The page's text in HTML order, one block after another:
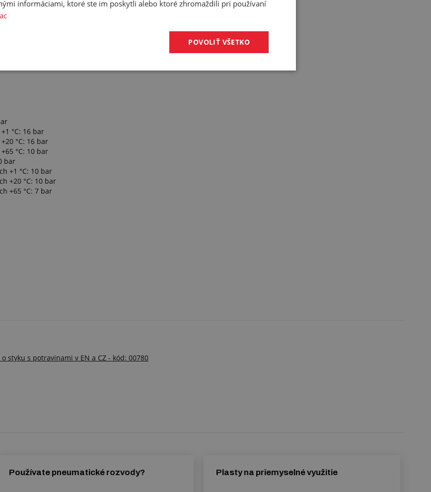
°C: 16 bar
°C: 16 bar
°C: 10 bar
bar
+1 °C: 10 bar
+20 °C: 10 bar
+65 °C: 7 bar
styku s potravinami v EN a CZ - kód: 00780
Používate pneumatické rozvody? Plasty na priemyselné využitie
informáciami, ktoré ste im poskytli alebo ktoré zhromaždili pri používaní
POVOLIŤ VŠETKO